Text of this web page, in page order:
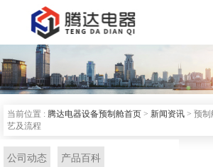
当前位置 : 腾达电器设备预制舱首页 > 新闻资讯 > 预制
艺及流程
公司动态 产品百科